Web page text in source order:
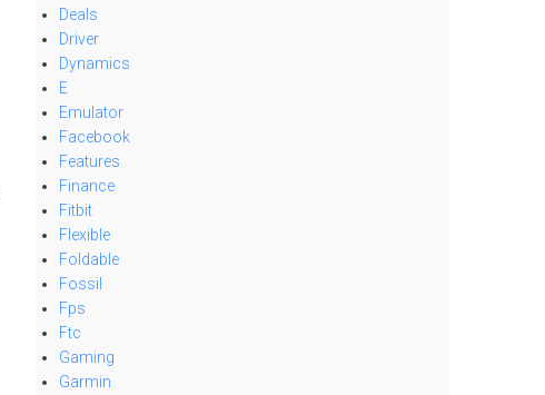
Deals
Driver
Dynamics
E
Emulator
Facebook
Features
Finance
Fitbit
Flexible
Foldable
Fossil
Fps
Ftc
Gaming
Garmin